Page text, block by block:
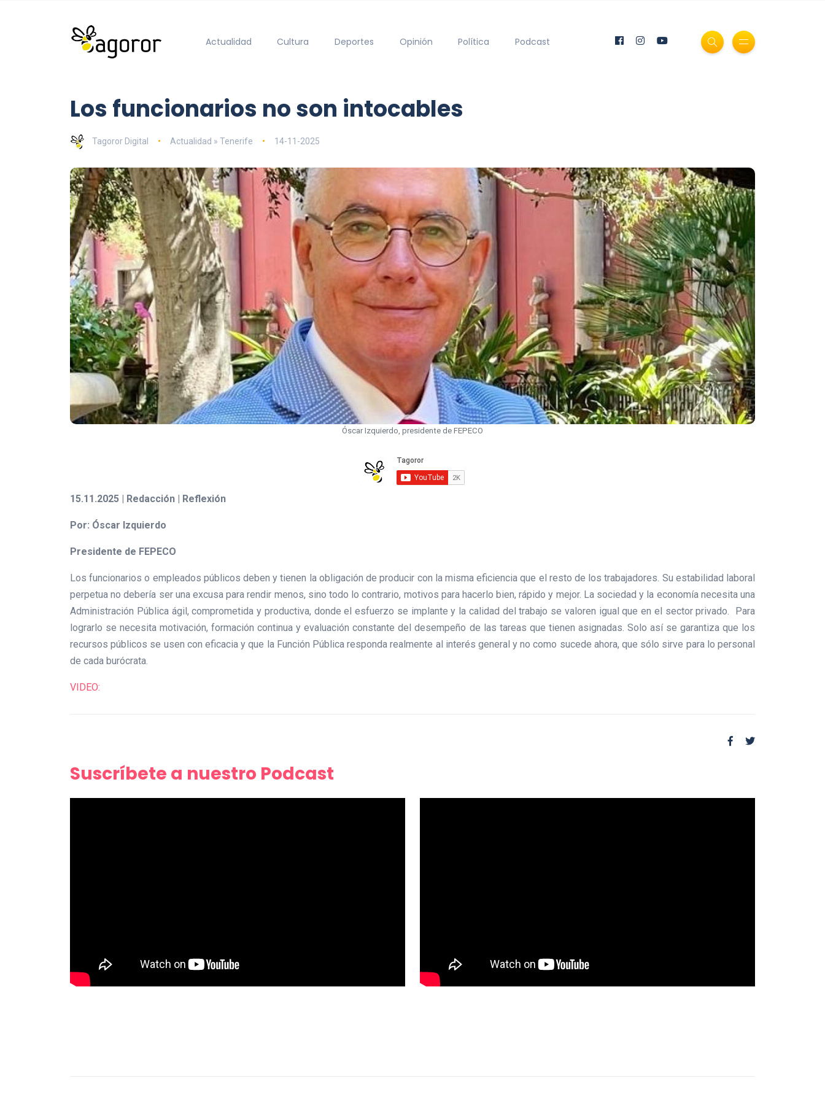
Actualidad Cultura Deportes Opinión Política Podcast
Los funcionarios no son intocables
Tagoror Digital Actualidad » Tenerife 14-11-2025
Óscar Izquierdo, presidente de FEPECO
15.11.2025 | Redacción | Reflexión
Por: Óscar Izquierdo
Presidente de FEPECO
Los funcionarios o empleados públicos deben y tienen la obligación de producir con la misma eficiencia que el resto de los trabajadores. Su estabilidad laboral
perpetua no debería ser una excusa para rendir menos, sino todo lo contrario, motivos para hacerlo bien, rápido y mejor. La sociedad y la economía necesita una
Administración Pública ágil, comprometida y productiva, donde el esfuerzo se implante y la calidad del trabajo se valoren igual que en el sector privado. Para
lograrlo se necesita motivación, formación continua y evaluación constante del desempeño de las tareas que tienen asignadas. Solo así se garantiza que los
recursos públicos se usen con eficacia y que la Función Pública responda realmente al interés general y no como sucede ahora, que sólo sirve para lo personal
de cada burócrata.
VIDEO:
Suscríbete a nuestro Podcast